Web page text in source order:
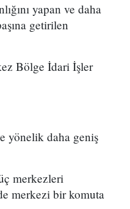
yapan ve daha
getirilen
Bölge İdari İşler
yönelik daha geniş
merkezleri
merkezi bir komuta